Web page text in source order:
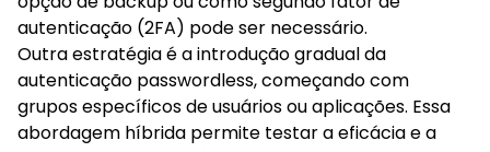
autenticação (2FA) pode ser necessário.
Outra estratégia é a introdução gradual da
autenticação passwordless, começando com
grupos específicos de usuários ou aplicações. Essa
abordagem híbrida permite testar a eficácia e a